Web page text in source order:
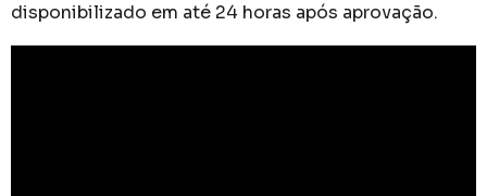
disponibilizado em até 24 horas após aprovação.